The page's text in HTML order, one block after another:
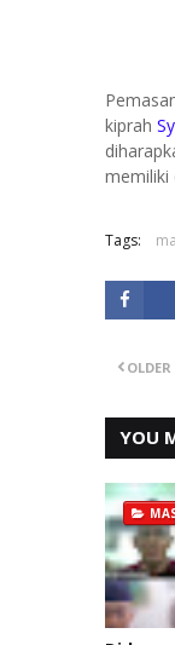
kiprah
memiliki
Tags:
OLDER
YOU